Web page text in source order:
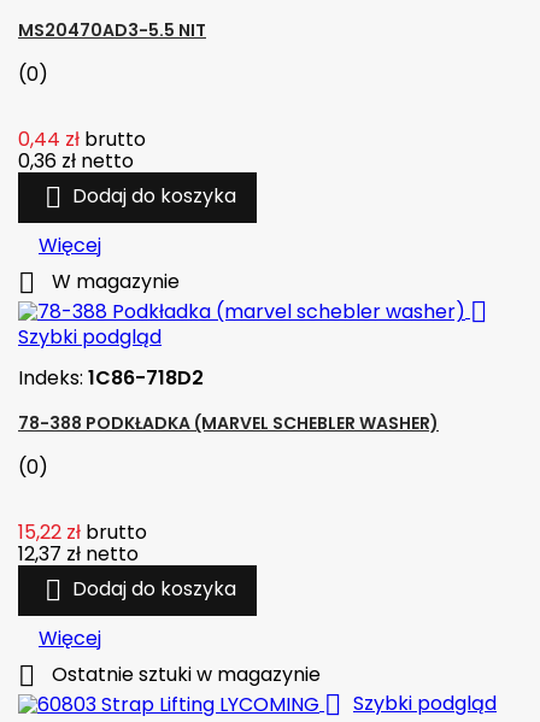
MS20470AD3-5.5 NIT
(0)
0,44 zł brutto
0,36 zł netto
 Dodaj do koszyka
Więcej
 W magazynie

Szybki podgląd
Indeks: 1C86-718D2
78-388 PODKŁADKA (MARVEL SCHEBLER WASHER)
(0)
15,22 zł brutto
12,37 zł netto
 Dodaj do koszyka
Więcej
 Ostatnie sztuki w magazynie
 Szybki podgląd